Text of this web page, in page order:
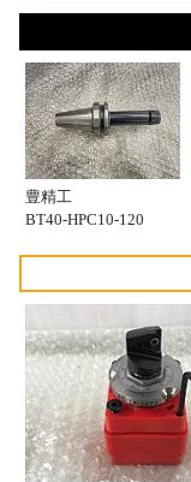
豊精工
BT40-HPC10-120